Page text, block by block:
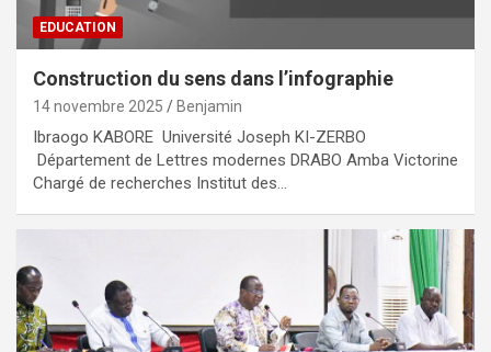
EDUCATION
Construction du sens dans l’infographie
14 novembre 2025 Benjamin
Ibraogo KABORE Université Joseph KI-ZERBO
Département de Lettres modernes DRABO Amba Victorine
Chargé de recherches Institut des…